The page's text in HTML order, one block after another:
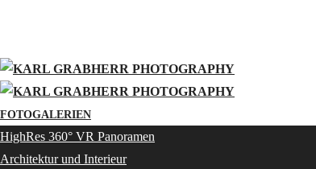
FOTOGALERIEN
HighRes 360° VR Panoramen
Architektur und Interieur